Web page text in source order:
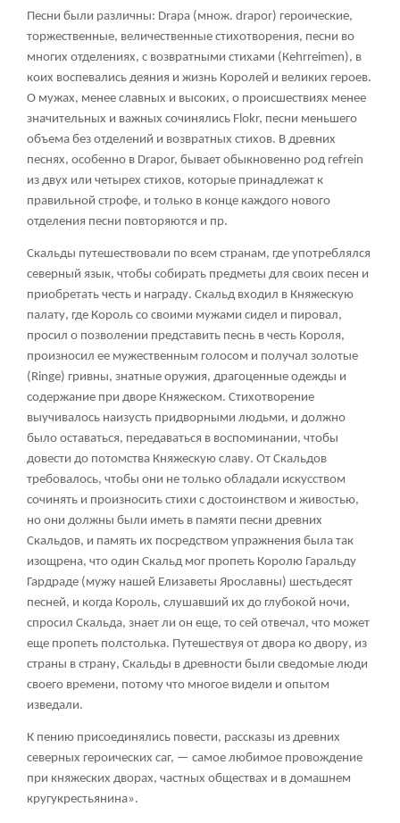
Песни были различны: Drара (множ. drароr) героические,
торжественные, величественные стихотворения, песни во
многих отделениях, с возвратными стихами (Кеhrrеimеn), в
коих воспевались деяния и жизнь Королей и великих героев.
О мужах, менее славных и высоких, о происшествиях менее
значительных и важных сочинялись Flоkr, песни меньшего
объема без отделений и возвратных стихов. В древних
песнях, особенно в Drapor, бывает обыкновенно род rеfrеin
из двух или четырех стихов, которые принадлежат к
правильной строфе, и только в конце каждого нового
отделения песни повторяются и пр.
Скальды путешествовали по всем странам, где употреблялся
северный язык, чтобы собирать предметы для своих песен и
приобретать честь и награду. Скальд входил в Княжескую
палату, где Король со своими мужами сидел и пировал,
просил о позволении представить песнь в честь Короля,
произносил ее мужественным голосом и получал золотые
(Ringе) гривны, знатные оружия, драгоценные одежды и
содержание при дворе Княжеском. Стихотворение
выучивалось наизусть придворными людьми, и должно
было оставаться, передаваться в воспоминании, чтобы
довести до потомства Княжескую славу. От Скальдов
требовалось, чтобы они не только обладали искусством
сочинять и произносить стихи с достоинством и живостью,
но они должны были иметь в памяти песни древних
Скальдов, и память их посредством упражнения была так
изощрена, что один Скальд мог пропеть Королю Гаральду
Гардраде (мужу нашей Елизаветы Ярославны) шестьдесят
песней, и когда Король, слушавший их до глубокой ночи,
спросил Скальда, знает ли он еще, то сей отвечал, что может
еще пропеть полстолька. Путешествуя от двора ко двору, из
страны в страну, Скальды в древности были сведомые люди
своего времени, потому что многое видели и опытом
изведали.
К пению присоединялись повести, рассказы из древних
северных героических саг, — самое любимое провождение
при княжеских дворах, частных обществах и в домашнем
кругукрестьянина».